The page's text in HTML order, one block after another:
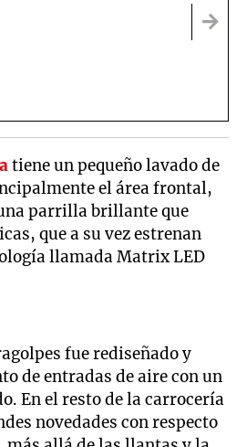
tiene un pequeño lavado de
el área frontal,
parrilla brillante que
que a su vez estrenan
llamada Matrix LED
fue rediseñado y
de entradas de aire con un
En el resto de la carrocería
novedades con respecto